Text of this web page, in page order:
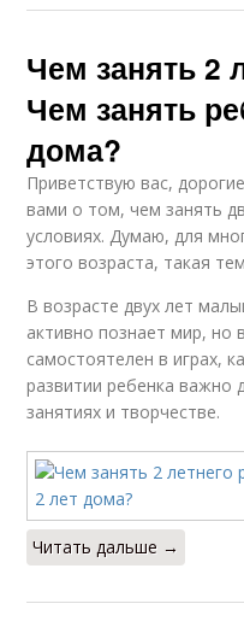
Чем занять 2
Чем занять
дома?
Приветствую вас,
вами о том, чем занять
условиях. Думаю, для
этого возраста, такая
В возрасте двух лет
активно познает мир, но
самостоятелен в играх,
развитии ребенка важно
занятиях и творчестве.
Читать дальше →